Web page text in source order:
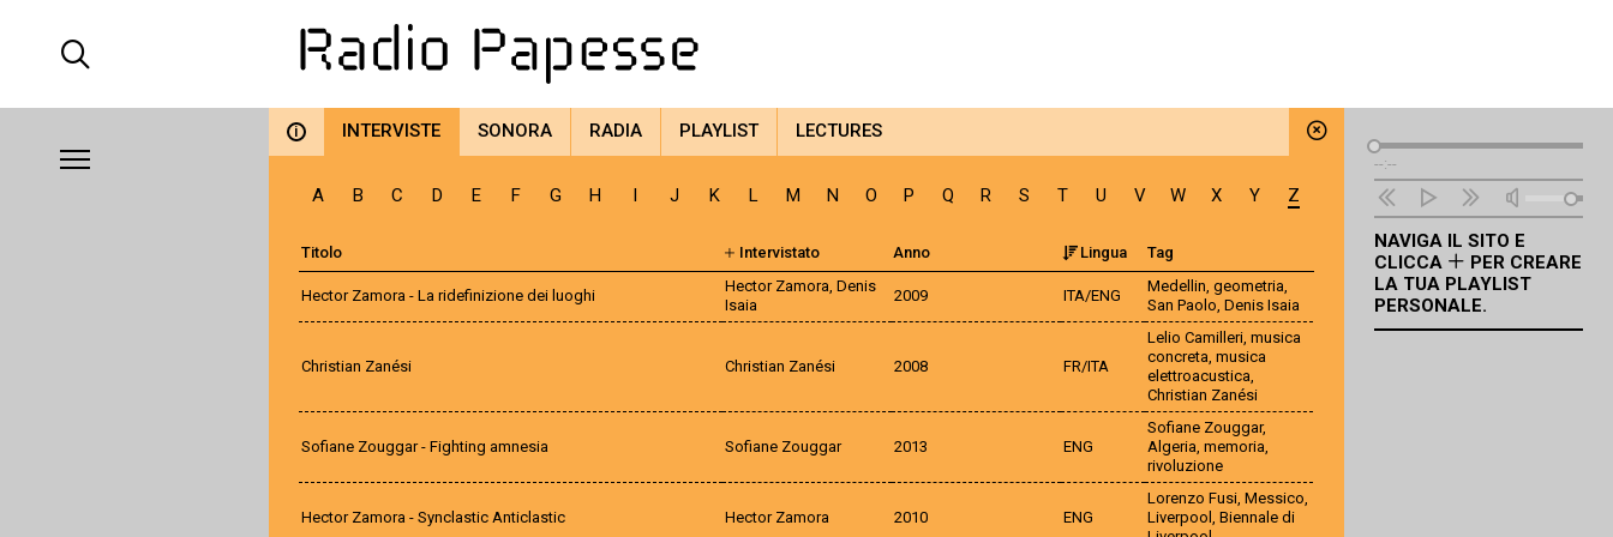
i INTERVISTE SONORA RADIA PLAYLIST LECTURES
A B C D E F G H I J K L M N O P Q R S T U V W X Y Z
Titolo Intervistato Anno Lingua Tag
Hector Zamora - La ridefinizione dei luoghi
Hector Zamora, Denis
Isaia
2009 ITA/ENG
Medellin, geometria,
San Paolo, Denis Isaia
Christian Zanési Christian Zanési 2008 FR/ITA
Lelio Camilleri, musica
concreta, musica
elettroacustica,
Christian Zanési
Sofiane Zouggar - Fighting amnesia Sofiane Zouggar 2013 ENG
Sofiane Zouggar,
Algeria, memoria,
rivoluzione
Hector Zamora - Synclastic Anticlastic Hector Zamora 2010 ENG
Lorenzo Fusi, Messico,
Liverpool , Biennale di
Lettore
Audio
--:--
NAVIGA IL SITO E
CLICCA
PER CREARE
LA TUA PLAYLIST
PERSONALE.